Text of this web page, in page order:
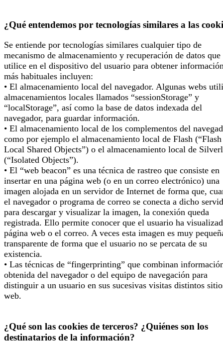
¿Qué entendemos por tecnologías similares a las
Se entiende por tecnologías similares cualquier tipo de
mecanismo de almacenamiento y recuperación de datos que
utilice en el dispositivo del usuario para obtener
más habituales incluyen:
• El almacenamiento local del navegador. Algunas webs
almacenamientos locales llamados “sessionStorage” y
“localStorage”, así como la base de datos indexada del
navegador, para guardar información.
• El almacenamiento local de los complementos del
como por ejemplo el almacenamiento local de Flash (“Flash
Local Shared Objects”) o el almacenamiento local de
(“Isolated Objects”).
• El “web beacon” es una técnica de rastreo que consiste en
insertar en una página web (o en un correo electrónico) una
imagen alojada en un servidor de Internet de forma que,
el navegador o programa de correo se conecta a dicho
para descargar y visualizar la imagen, la conexión queda
registrada. Ello permite conocer que el usuario ha
página web o el correo. A veces esta imagen es muy
transparente de forma que el usuario no se percata de su
existencia.
• Las técnicas de “fingerprinting” que combinan
obtenida del navegador o del equipo de navegación para
distinguir a un usuario en sus sucesivas visitas distintos
web.
¿Qué son las cookies de terceros? ¿Quiénes son los
destinatarios de la información?